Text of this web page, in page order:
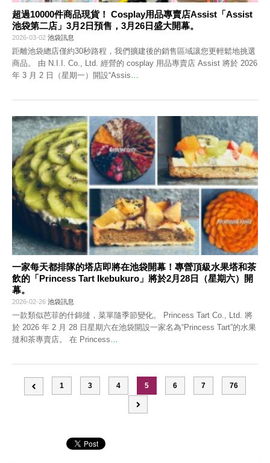
超過10000件商品現貨！ Cosplay用品專賣店Assist「Assist
池袋第二店」3月2日預售，3月26日盛大開幕。
2026-03-02 池袋訊息
距離池袋總店僅約30秒路程，我們擴建後的銷售區域讓您更輕鬆地挑選
商品。 由 N.I.I. Co., Ltd. 經營的 cosplay 用品專賣店 Assist 將於 2026
年 3 月 2 日（星期一）開設“Assis
一家每天都排隊的塔店即將在池袋開幕！專營頂級水果塔和茶
飲的「Princess Tart Ikebukuro」將於2月28日（星期六）開
幕。
2026-02-26 池袋訊息
一款類似芭菲的什錦撻，菜單隨季節變化。 Princess Tart Co., Ltd. 將
於 2026 年 2 月 28 日星期六在池袋開設一家名為“Princess Tart”的水果
撻和茶專賣店。 在 Princess…
1 3 4 5 6 7 76